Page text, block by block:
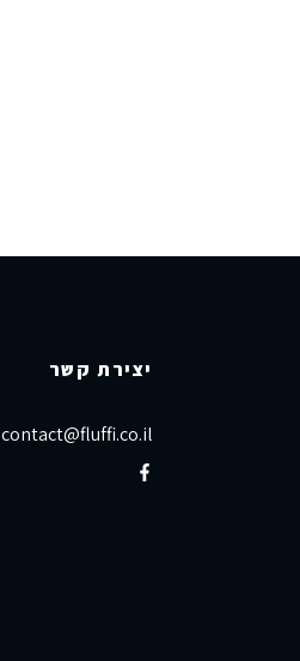
יצירת קשר
contact@fluffi.co.il